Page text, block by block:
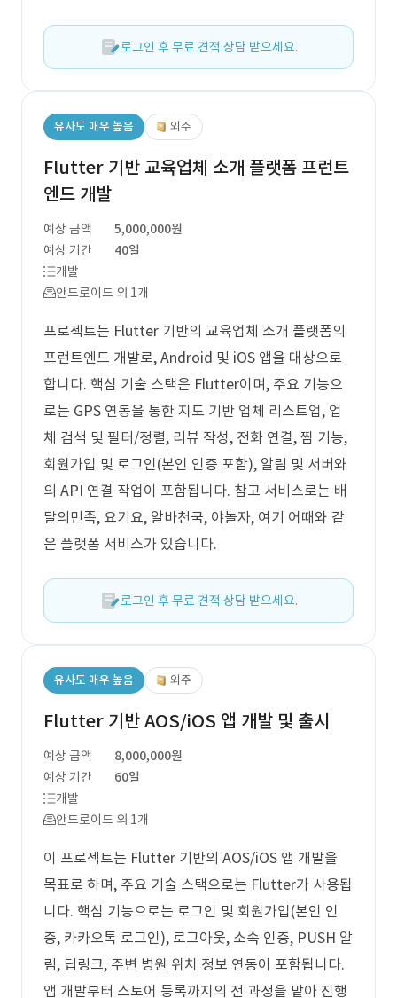
로그인 후 무료 견적 상담 받으세요.
유사도 매우 높음 외주
Flutter 기반 교육업체 소개 플랫폼 프런트
엔드 개발
예상 금액
5,000,000원
예상 기간
40일
개발
안드로이드 외 1개
프로젝트는 Flutter 기반의 교육업체 소개 플랫폼의
프런트엔드 개발로, Android 및 iOS 앱을 대상으로
합니다. 핵심 기술 스택은 Flutter이며, 주요 기능으
로는 GPS 연동을 통한 지도 기반 업체 리스트업, 업
체 검색 및 필터/정렬, 리뷰 작성, 전화 연결, 찜 기능,
회원가입 및 로그인(본인 인증 포함), 알림 및 서버와
의 API 연결 작업이 포함됩니다. 참고 서비스로는 배
달의민족, 요기요, 알바천국, 야놀자, 여기 어때와 같
은 플랫폼 서비스가 있습니다.
로그인 후 무료 견적 상담 받으세요.
유사도 매우 높음 외주
Flutter 기반 AOS/iOS 앱 개발 및 출시
예상 금액
8,000,000원
예상 기간
60일
개발
안드로이드 외 1개
이 프로젝트는 Flutter 기반의 AOS/iOS 앱 개발을
목표로 하며, 주요 기술 스택으로는 Flutter가 사용됩
니다. 핵심 기능으로는 로그인 및 회원가입(본인 인
증, 카카오톡 로그인), 로그아웃, 소속 인증, PUSH 알
림, 딥링크, 주변 병원 위치 정보 연동이 포함됩니다.
앱 개발부터 스토어 등록까지의 전 과정을 맡아 진행